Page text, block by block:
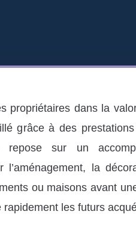
propriétaires dans la
grâce à des
sur un
l’aménagement, la
ou maisons avant
les futurs